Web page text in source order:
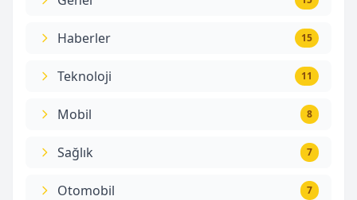
Haberler 15
Teknoloji 11
Mobil 8
Sağlık 7
Otomobil 7